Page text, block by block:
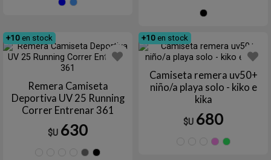
+10 en stock
Remera Camiseta
Deportiva UV 25 Running
Correr Entrenar 361
$U 630
AZUL
Azul
+10 en stock
Camiseta remera uv50+
niño/a playa solo - kiko e
kika
$U 680
AZUL